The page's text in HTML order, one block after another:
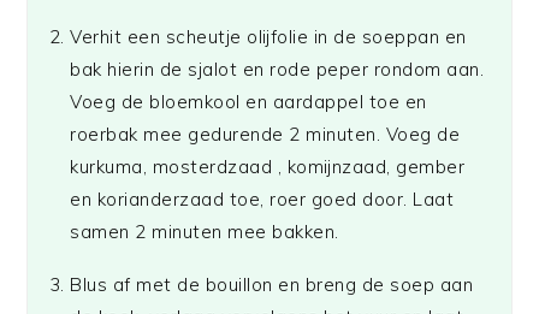
Verhit een scheutje olijfolie in de soeppan en
bak hierin de sjalot en rode peper rondom aan.
Voeg de bloemkool en aardappel toe en
roerbak mee gedurende 2 minuten. Voeg de
kurkuma, mosterdzaad , komijnzaad, gember
en korianderzaad toe, roer goed door. Laat
samen 2 minuten mee bakken.
Blus af met de bouillon en breng de soep aan